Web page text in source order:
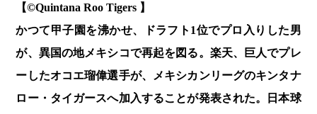
【©️Quintana Roo Tigers 】
かつて甲子園を沸かせ、ドラフト1位でプロ入りした男
が、異国の地メキシコで再起を図る。楽天、巨人でプレ
ーしたオコエ瑠偉選手が、メキシカンリーグのキンタナ
ロー・タイガースへ加入することが発表された。日本球